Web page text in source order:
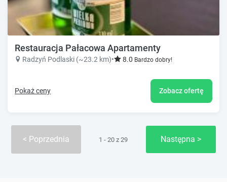
Restauracja Pałacowa Apartamenty
Radzyń Podlaski (~23.2 km)• 8.0 Bardzo dobry!
Pokaż ceny Zobacz ofertę
Poprzednia 1 - 20 z 29 Następna